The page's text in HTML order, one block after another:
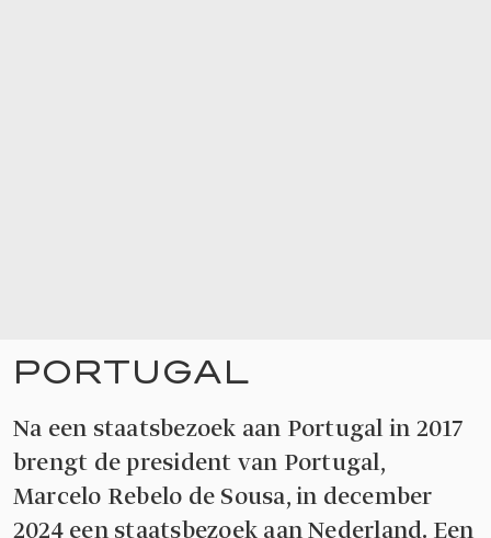
PORTUGAL
Na een staatsbezoek aan Portugal in 2017
brengt de president van Portugal,
Marcelo Rebelo de Sousa, in december
2024 een staatsbezoek aan Nederland. Een